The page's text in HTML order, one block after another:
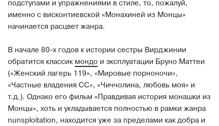
подступами и упражнениями в стиле, то, пожалуй,
именно с висконтиевской «Монахиней из Монцы»
начинается расцвет жанра.
В начале 80-х годов к истории сестры Вирджинии
обратится классик мондо и эксплуатации Бруно Маттеи
(«Женский лагерь 119», «Мировые порноночи»,
«Частные владения СС», «Чиччолина, любовь моя» и
т.д.). Однако его фильм «Правдивая история монашки из
Монцы», хоть и укладывается полностью в рамки жанра
nunsploitation, находится уже за пределами как добра и